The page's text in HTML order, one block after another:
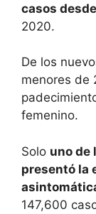
casos
2020.
De los
menores de
femenino.
Solo uno de
presentó la
147,600